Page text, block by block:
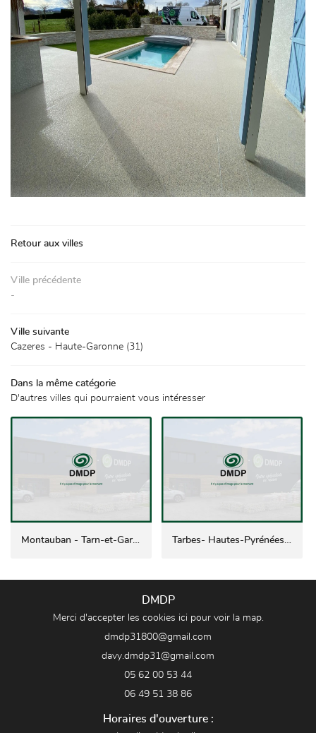
Retour aux villes
Ville précédente
-
Ville suivante
Cazeres - Haute-Garonne (31)
Dans la même catégorie
D'autres villes qui pourraient vous intéresser
Montauban - Tarn-et-Garonne (82)
DMDP
Merci d'accepter les cookies ici pour voir la map.
05 62 00 53 44
06 49 51 38 86
Horaires d'ouverture :